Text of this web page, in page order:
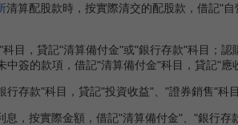
清算配股款時，按實際清交的配股款，借記"
目，貸記"清算備付金"或"銀行存款"科目；認
簽的款項，借記"清算備付金"科目，貸記"
存款"科目，貸記"投資收益"、"證券銷售"科目
按實際金額，借記"清算備付金"、"銀行存